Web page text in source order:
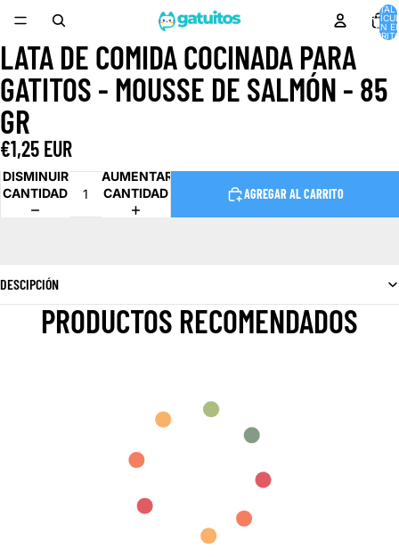
TOTAL
EN
ABRIR
IMAGEN
A
PANTALLA
COMPLETA
LATA DE COMIDA COCINADA PARA
GATITOS - MOUSSE DE SALMÓN - 85
GR
€1,25 EUR
DISMINUIR
CANTIDAD
AUMENTAR
CANTIDAD
AGREGAR AL CARRITO
DESCIPCIÓN
PRODUCTOS RECOMENDADOS